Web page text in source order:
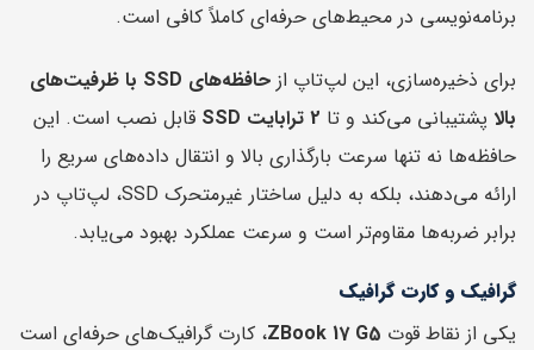
برنامه‌نویسی در محیط‌های حرفه‌ای کاملاً کافی است.
برای ذخیره‌سازی، این لپ‌تاپ از
حافظه‌های SSD با ظرفیت‌های
بالا پشتیبانی می‌کند و تا 2 ترابایت SSD
قابل نصب است. این
حافظه‌ها نه تنها سرعت بارگذاری بالا و انتقال داده‌های سریع را
ارائه می‌دهند، بلکه به دلیل ساختار غیرمتحرک SSD، لپ‌تاپ در
برابر ضربه‌ها مقاوم‌تر است و سرعت عملکرد بهبود می‌یابد.
گرافیک و کارت گرافیک
یکی از نقاط قوت ZBook 17 G5، کارت گرافیک‌های حرفه‌ای است